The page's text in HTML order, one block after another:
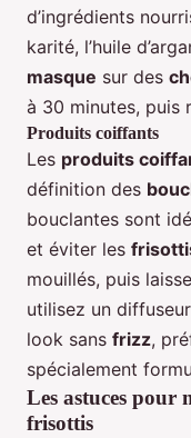
d’ingrédients
karité, l’huile
masque sur des
à 30 minutes, puis
Produits coiffants
Les produits
définition des
bouclantes sont
et éviter les
mouillés, puis
utilisez un
look sans frizz,
spécialement
Les astuces pour
frisottis